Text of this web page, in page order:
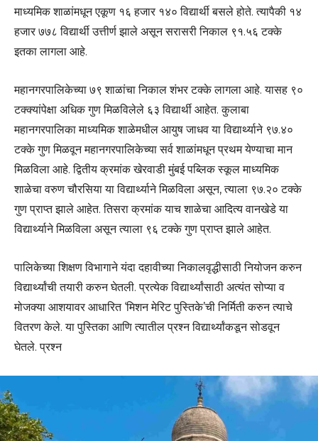
माध्यमिक शाळांमधून एकूण १६ हजार १४० विद्यार्थी बसले होते. त्यापैकी १४
हजार ७७८ विद्यार्थी उत्तीर्ण झाले असून सरासरी निकाल ९१.५६ टक्के
इतका लागला आहे.
महानगरपालिकेच्या ७९ शाळांचा निकाल शंभर टक्के लागला आहे. यासह ९०
टक्क्यांपेक्षा अधिक गुण मिळविलेले ६३ विद्यार्थी आहेत. कुलाबा
महानगरपालिका माध्यमिक शाळेमधील आयुष जाधव या विद्यार्थ्याने ९७.४०
टक्के गुण मिळवून महानगरपालिकेच्या सर्व शाळांमधून प्रथम येण्याचा मान
मिळविला आहे. द्वितीय क्रमांक खेरवाडी मुंबई पब्लिक स्कूल माध्यमिक
शाळेचा वरुण चौरसिया या विद्यार्थ्याने मिळविला असून, त्याला ९७.२० टक्के
गुण प्राप्त झाले आहेत. तिसरा क्रमांक याच शाळेचा आदित्य वानखेडे या
विद्यार्थ्याने मिळविला असून त्याला ९६ टक्के गुण प्राप्त झाले आहेत.
पालिकेच्या शिक्षण विभागाने यंदा दहावीच्या निकालवृद्धीसाठी नियोजन करुन
विद्यार्थ्यांची तयारी करुन घेतली. प्रत्येक विद्यार्थ्यांसाठी अत्यंत सोप्या व
मोजक्या आशयावर आधारित ‘मिशन मेरिट पुस्तिके’ची निर्मिती करुन त्याचे
वितरण केले. या पुस्तिका आणि त्यातील प्रश्न विद्यार्थ्यांकडून सोडवून
घेतले. प्रश्न